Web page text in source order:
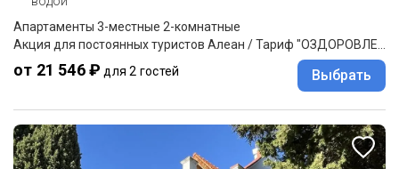
Апартаменты 3-местные 2-комнатные
от 21 546 ₽ для 2 гостей Выбрать